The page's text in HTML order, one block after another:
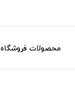
محصولات فروشگاه